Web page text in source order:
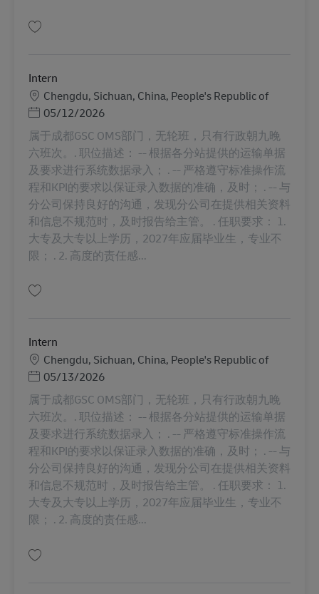
Intern
Lokation
Chengdu, Sichuan, China, People's Republic of
Posted Date
05/12/2026
属于成都GSC OMS部门，无轮班，只有行政朝九晚
六班次。. 职位描述： -- 根据各分站提供的运输单据
及要求进行系统数据录入； . -- 严格遵守标准操作流
程和KPI的要求以保证录入数据的准确，及时； . -- 与
分公司保持良好的沟通，发现分公司在提供相关资料
和信息不规范时，及时报告给主管。 . 任职要求： 1.
大专及大专以上学历，2027年应届毕业生，专业不
限； . 2. 高度的责任感...
Intern
Lokation
Chengdu, Sichuan, China, People's Republic of
Posted Date
05/13/2026
属于成都GSC OMS部门，无轮班，只有行政朝九晚
六班次。. 职位描述： -- 根据各分站提供的运输单据
及要求进行系统数据录入； . -- 严格遵守标准操作流
程和KPI的要求以保证录入数据的准确，及时； . -- 与
分公司保持良好的沟通，发现分公司在提供相关资料
和信息不规范时，及时报告给主管。 . 任职要求： 1.
大专及大专以上学历，2027年应届毕业生，专业不
限； . 2. 高度的责任感...